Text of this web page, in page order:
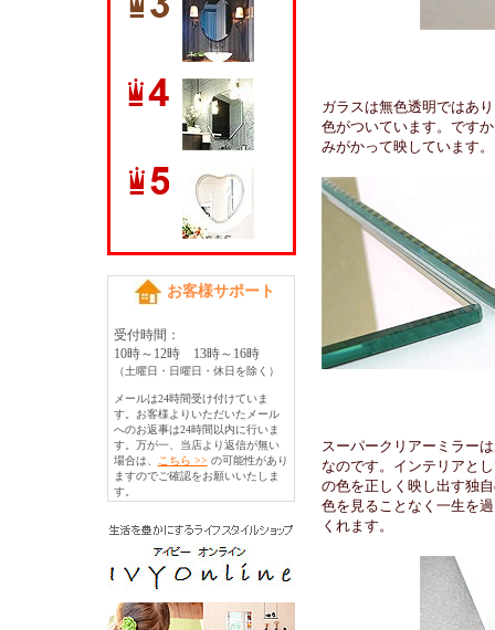
お客様サポート
受付時間：
10時～12時 13時～16時
（土曜日・日曜日・休日を除く）
メールは24時間受け付けていま
す。お客様よりいただいたメール
へのお返事は24時間以内に行いま
す。万が一、当店より返信が無い
場合は、
こちら >> の可能性があり
ますのでご確認をお願いいたしま
す。
ガラスは無色透明ではあ
色がついています。です
みがかって映しています。
スーパークリアーミラー
なのです。インテリアと
の色を正しく映し出す独
色を見ることなく一生を
くれます。